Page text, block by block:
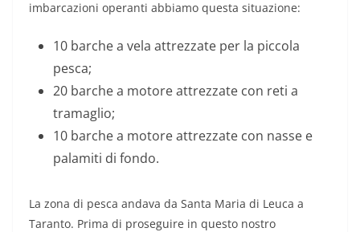
imbarcazioni operanti abbiamo questa situazione:
10 barche a vela attrezzate per la piccola
pesca;
20 barche a motore attrezzate con reti a
tramaglio;
10 barche a motore attrezzate con nasse e
palamiti di fondo.
La zona di pesca andava da Santa Maria di Leuca a
Taranto. Prima di proseguire in questo nostro